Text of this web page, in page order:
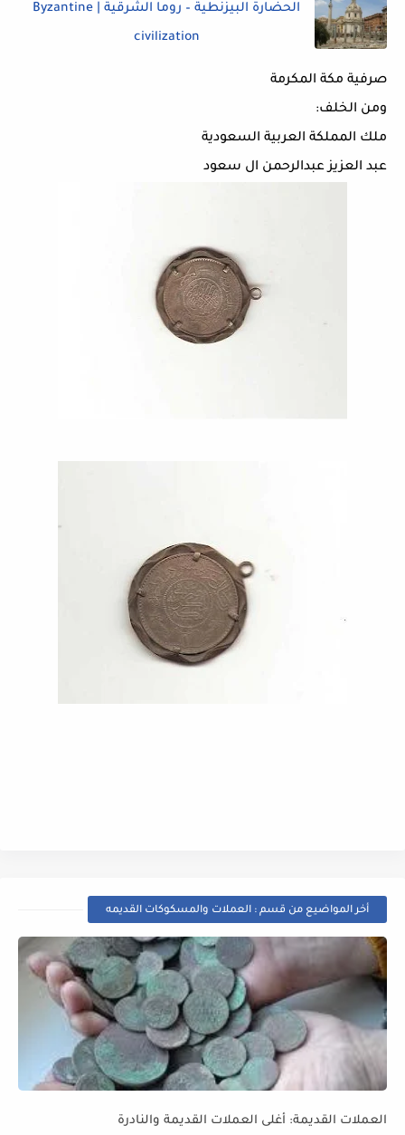
الحضارة البيزنطية – روما الشرقية | Byzantine
civilization
صرفية مكة المكرمة
ومن الخلف:
ملك المملكة العربية السعودية
عبد العزيز عبدالرحمن ال سعود
أخر المواضيع من قسم : العملات والمسكوكات القديمه
العملات القديمة: أغلى العملات القديمة والنادرة